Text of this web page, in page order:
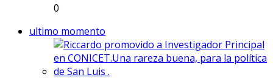
0
ultimo momento